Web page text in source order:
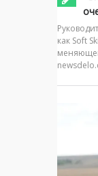
как Soft